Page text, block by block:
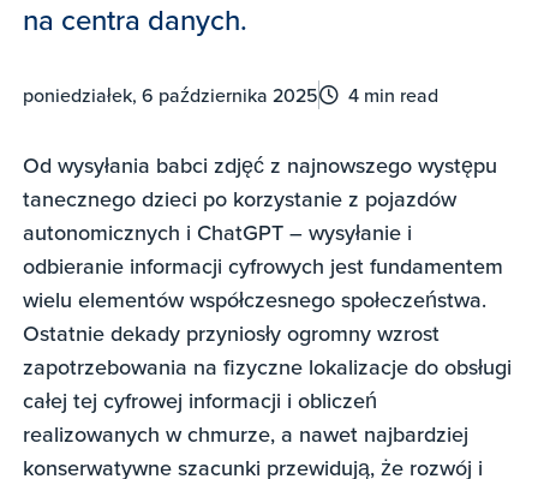
na centra danych.
poniedziałek, 6 października 2025 4 min read
Od wysyłania babci zdjęć z najnowszego występu
tanecznego dzieci po korzystanie z pojazdów
autonomicznych i ChatGPT – wysyłanie i
odbieranie informacji cyfrowych jest fundamentem
wielu elementów współczesnego społeczeństwa.
Ostatnie dekady przyniosły ogromny wzrost
zapotrzebowania na fizyczne lokalizacje do obsługi
całej tej cyfrowej informacji i obliczeń
realizowanych w chmurze, a nawet najbardziej
konserwatywne szacunki przewidują, że rozwój i